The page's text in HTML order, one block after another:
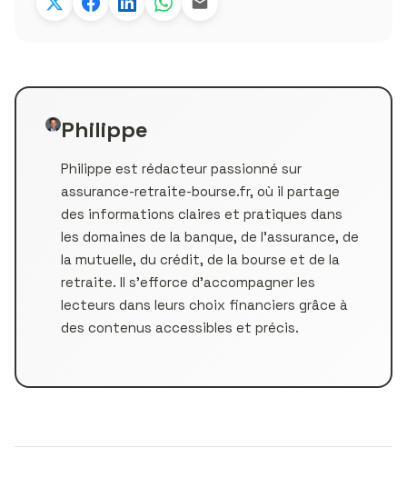
Philippe
Philippe est rédacteur passionné sur
assurance-retraite-bourse.fr, où il partage
des informations claires et pratiques dans
les domaines de la banque, de l’assurance, de
la mutuelle, du crédit, de la bourse et de la
retraite. Il s’efforce d’accompagner les
lecteurs dans leurs choix financiers grâce à
des contenus accessibles et précis.